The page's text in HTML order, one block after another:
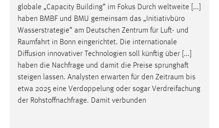
globale „Capacity Building“ im Fokus Durch weltweite [...]
haben BMBF und BMU gemeinsam das „Initiativbüro
Wasserstrategie“ am Deutschen Zentrum für Luft- und
Raumfahrt in Bonn eingerichtet. Die internationale
Diffusion innovativer Technologien soll künftig über [...]
haben die Nachfrage und damit die Preise sprunghaft
steigen lassen. Analysten erwarten für den Zeitraum bis
etwa 2025 eine Verdoppelung oder sogar Verdreifachung
der Rohstoffnachfrage. Damit verbunden
Zweck:
Für performante Seitenauslieferung wird in diesem Cookie
gespeichert, ob man eingeloggt ist.
Sprachpräferenz
Name:
site-language-preference
Zweck: